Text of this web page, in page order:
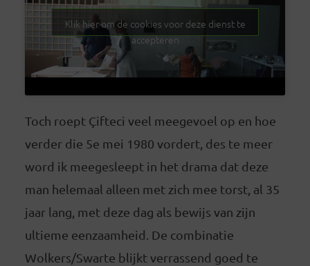
Klik hier om de cookies voor deze dienst te
accepteren
Toch roept Çifteci veel meegevoel op en hoe
verder die 5e mei 1980 vordert, des te meer
word ik meegesleept in het drama dat deze
man helemaal alleen met zich mee torst, al 35
jaar lang, met deze dag als bewijs van zijn
ultieme eenzaamheid. De combinatie
Wolkers/Swarte blijkt verrassend goed te